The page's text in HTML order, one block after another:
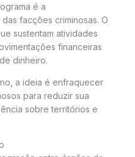
é a
das facções criminosas. O
sustentam atividades
financeiras
dinheiro.
a ideia é enfraquecer
para reduzir sua
sobre territórios e